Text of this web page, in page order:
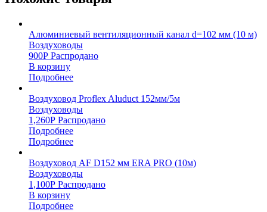
Алюминиевый вентиляционный канал d=102 мм (10 м)
Воздуховоды
900Р Распродано
В корзину
Подробнее
Воздуховод Proflex Aluduct 152мм/5м
Воздуховоды
1,260Р Распродано
Подробнее
Подробнее
Воздуховод AF D152 мм ERA PRO (10м)
Воздуховоды
1,100Р Распродано
В корзину
Подробнее